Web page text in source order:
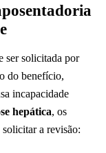
ser solicitada por
do benefício,
incapacidade
hepática, os
solicitar a revisão: